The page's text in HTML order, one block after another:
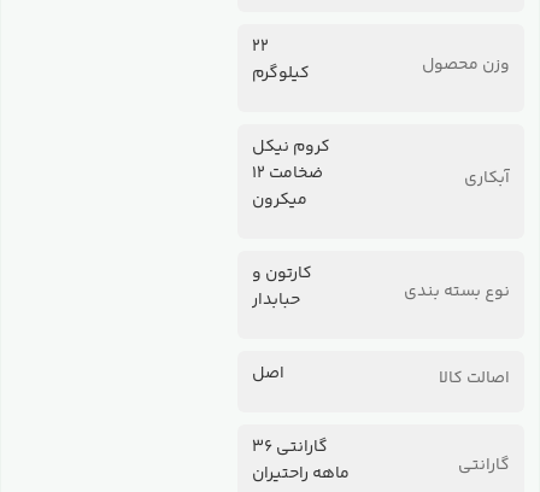
وزن محصول
۲۲
کیلوگرم
آبکاری
کروم نیکل
ضخامت 12
میکرون
نوع بسته بندی
کارتون و
حبابدار
اصالت کالا اصل
گارانتی
گارانتی 36
ماهه راحتیران